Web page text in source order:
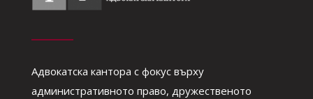
Адвокатска кантора с фокус върху
административното право, дружественото